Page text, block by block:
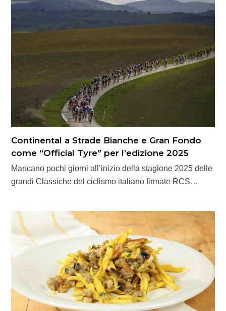
Continental a Strade Bianche e Gran Fondo
come “Official Tyre” per l’edizione 2025
Mancano pochi giorni all’inizio della stagione 2025 delle
grandi Classiche del ciclismo italiano firmate RCS…